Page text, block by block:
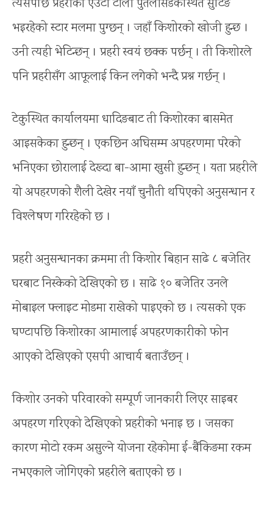
त्यसपछि प्रहरीको एउटा टोली पुतलीसडकस्थित सुटिङ
भइरहेको स्टार मलमा पुग्छन् । जहाँ किशोरको खोजी हुन्छ ।
उनी त्यही भेटिन्छन् । प्रहरी स्वयं छक्क पर्छन् । ती किशोरले
पनि प्रहरीसँग आफूलाई किन लगेको भन्दै प्रश्न गर्छन् ।
टेकुस्थित कार्यालयमा धादिङबाट ती किशोरका बासमेत
आइसकेका हुन्छन् । एकछिन अघिसम्म अपहरणमा परेको
भनिएका छोरालाई देख्दा बा-आमा खुसी हुन्छन् । यता प्रहरीले
यो अपहरणको शैली देखेर नयाँ चुनौती थपिएको अनुसन्धान र
विश्लेषण गरिरहेको छ ।
प्रहरी अनुसन्धानका क्रममा ती किशोर बिहान साढे ८ बजेतिर
घरबाट निस्केको देखिएको छ । साढे १० बजेतिर उनले
मोबाइल फ्लाइट मोडमा राखेको पाइएको छ । त्यसको एक
घण्टापछि किशोरका आमालाई अपहरणकारीको फोन
आएको देखिएको एसपी आचार्य बताउँछन् ।
किशोर उनको परिवारको सम्पूर्ण जानकारी लिएर साइबर
अपहरण गरिएको देखिएको प्रहरीको भनाइ छ । जसका
कारण मोटो रकम असुल्ने योजना रहेकोमा ई-बैंकिङमा रकम
नभएकाले जोगिएको प्रहरीले बताएको छ ।